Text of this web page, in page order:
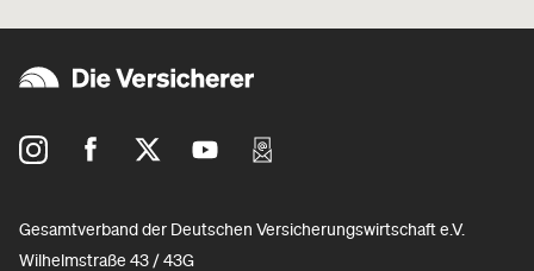
Gesamtverband der Deutschen Versicherungswirtschaft e.V.
Wilhelmstraße 43 / 43G